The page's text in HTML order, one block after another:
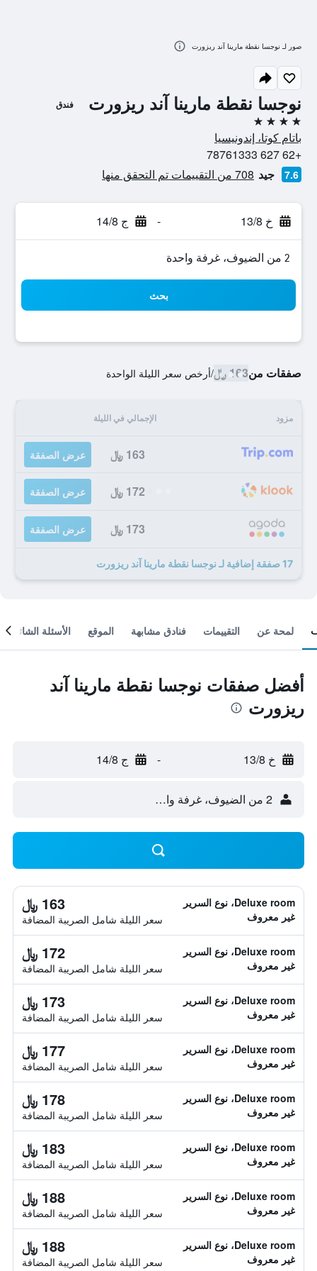
نوجسا نقطة مارينا آند ريزورت فندق
4 نجوم
باتام كوتا، إندونيسيا
+62 627 78761333
7.6 جيد 708 من التقييمات تم التحقق منها
خ 13/8 - ج 14/8
2 من الضيوف، غرفة واحدة
بحث
صفقات من163 ﷼ /أرخص سعر الليلة الواحدة
مزود الإجمالي في الليلة
163 ﷼ عرض الصفقة
172 ﷼ عرض الصفقة
173 ﷼ عرض الصفقة
17 صفقة إضافية لـ نوجسا نقطة مارينا آند ريزورت
صور لـ نوجسا نقطة مارينا آند ريزورت
لمحة عن التقييمات فنادق مشابهة الموقع الأسئلة الشائعة
أفضل صفقات نوجسا نقطة مارينا آند
ريزورت
خ 13/8 - ج 14/8
2 من الضيوف، غرفة واحدة
Deluxe room، نوع السرير
غير معروف
163 ﷼
سعر الليلة شامل الصريبة المضافة
Deluxe room، نوع السرير
غير معروف
172 ﷼
سعر الليلة شامل الصريبة المضافة
Deluxe room، نوع السرير
غير معروف
173 ﷼
سعر الليلة شامل الصريبة المضافة
Deluxe room، نوع السرير
غير معروف
177 ﷼
سعر الليلة شامل الصريبة المضافة
Deluxe room، نوع السرير
غير معروف
178 ﷼
سعر الليلة شامل الصريبة المضافة
Deluxe room، نوع السرير
غير معروف
183 ﷼
سعر الليلة شامل الصريبة المضافة
Deluxe room، نوع السرير
غير معروف
188 ﷼
سعر الليلة شامل الصريبة المضافة
Deluxe room، نوع السرير
غير معروف
188 ﷼
سعر الليلة شامل الصريبة المضافة